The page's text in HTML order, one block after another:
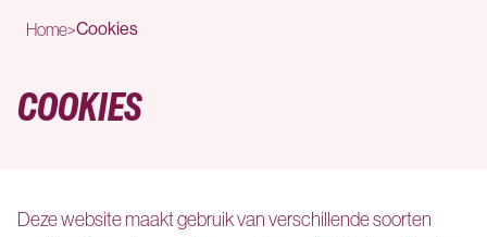
Home>Cookies
COOKIES
Deze website maakt gebruik van verschillende soorten